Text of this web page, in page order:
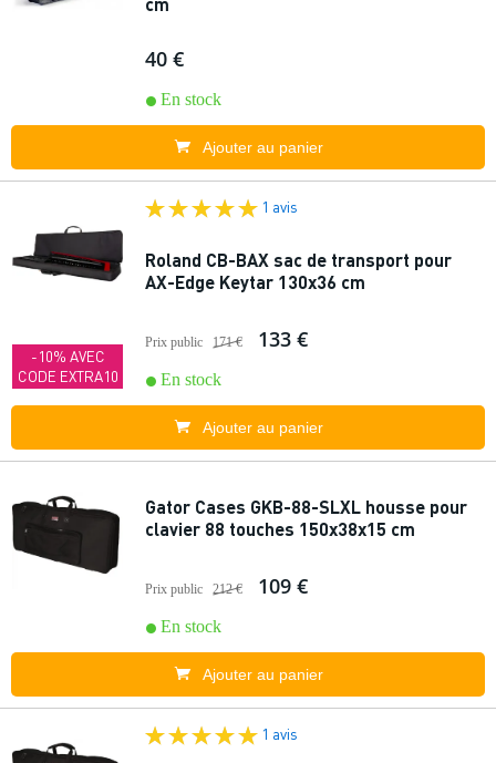
40 €
En stock
Ajouter au panier
-10% AVEC
CODE EXTRA10
1 avis
Roland CB-BAX sac de transport pour
AX-Edge Keytar 130x36 cm
Prix public 171 € 133 €
En stock
Ajouter au panier
Gator Cases GKB-88-SLXL housse pour
clavier 88 touches 150x38x15 cm
Prix public 212 € 109 €
En stock
Ajouter au panier
1 avis